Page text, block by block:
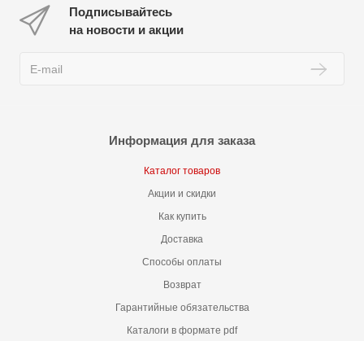
Подписывайтесь
на новости и акции
Информация для заказа
Каталог товаров
Акции и скидки
Как купить
Доставка
Способы оплаты
Возврат
Гарантийные обязательства
Каталоги в формате pdf